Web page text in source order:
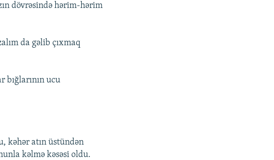
dövrəsində hərim-hərim
da gəlib çıxmaq
bığlarının ucu
kəhər atın üstündən
kəlmə kəsəsi oldu.